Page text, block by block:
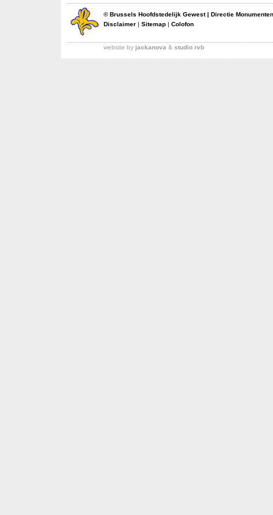
©Brussels Hoofdstedelijk Gewest| Directie
Disclaimer | Sitemap | Colofon
website by jackanova & studio rvb